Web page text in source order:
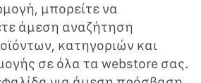
μπορείτε να
άμεση αναζήτηση
κατηγοριών και
σε όλα τα webstore σας.